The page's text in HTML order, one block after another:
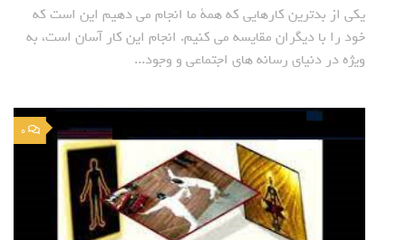
یکی از بدترین کارهایی که همة ما انجام می دهیم این است که
خود را با دیگران مقایسه می کنیم. انجام این کار آسان است، به
ویژه در دنیای رسانه های اجتماعی و وجود...
0